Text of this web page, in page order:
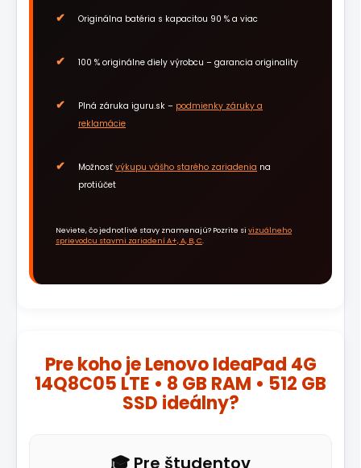
Originálna batéria s kapacitou 90 % a viac
100 % originálne diely výrobcu – garancia originality
Plná záruka iguru.sk – podmienky záruky a
reklamácie
Možnosť výkupu vášho starého zariadenia na
protiúčet
Neviete, čo jednotlivé stavy znamenajú? Pozrite si vizuálneho
sprievodcu stavmi zariadení A+, A, B, C.
Pre koho je Lenovo IdeaPad 4G
14Q8C05 LTE • 8 GB RAM • 512 GB
SSD ideálny?